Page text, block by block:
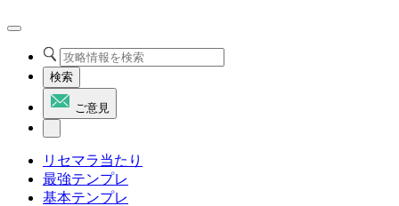
検索
ご意見
リセマラ当たり
最強テンプレ
基本テンプレ